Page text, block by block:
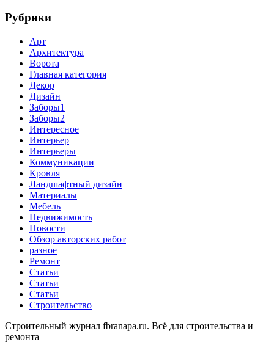
Рубрики
Арт
Архитектура
Ворота
Главная категория
Декор
Дизайн
Заборы1
Заборы2
Интересное
Интерьер
Интерьеры
Коммуникации
Кровля
Ландшафтный дизайн
Материалы
Мебель
Недвижимость
Новости
Обзор авторских работ
разное
Ремонт
Статьи
Статьи
Статьи
Строительство
Строительный журнал fbranapa.ru. Всё для строительства и
ремонта